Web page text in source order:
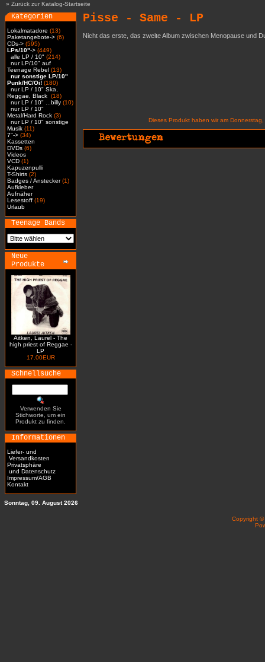
» Zurück zur Katalog-Startseite
Kategorien
Lokalmatadore (13)
Paketangebote-> (6)
CDs-> (595)
LPs/10"-> (449)
alle LP / 10" (214)
nur LP/10" auf
Teenage Rebel (13)
nur sonstige LP/10"
Punk/HC/Oi! (180)
nur LP / 10" Ska,
Reggae, Black (18)
nur LP / 10" ...billy (10)
nur LP / 10"
Metal/Hard Rock (3)
nur LP / 10" sonstige
Musik (11)
7"-> (34)
Kassetten
DVDs (6)
Videos
VCD (1)
Kapuzenpulli
T-Shirts (2)
Badges / Anstecker(1)
Aufkleber
Aufnäher
Lesestoff (19)
Urlaub
Teenage Bands
Neue
Produkte
Aitken, Laurel - The
high priest of Reggae -
LP
17.00EUR
Schnellsuche
Verwenden Sie
Stichworte, um ein
Produkt zu finden.
Informationen
Liefer- und
Versandkosten
Privatsphäre
und Datenschutz
Impressum/AGB
Kontakt
Pisse - Same - LP
Nicht das erste, das zweite Album zwischen Menopause und
Dieses Produkt haben wir am
Sonntag, 09. August 2026
Copyright